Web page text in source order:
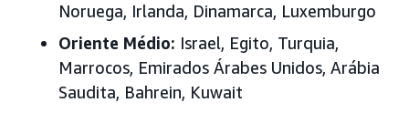
Noruega, Irlanda, Dinamarca, Luxemburgo
Oriente Médio: Israel, Egito, Turquia,
Marrocos, Emirados Árabes Unidos, Arábia
Saudita, Bahrein, Kuwait